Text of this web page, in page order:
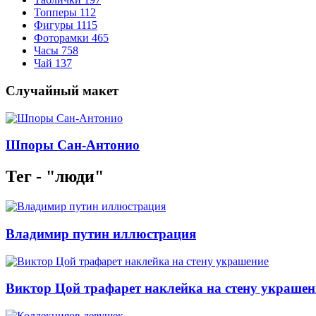
Топперы 112
Фигуры 1115
Фоторамки 465
Часы 758
Чай 137
Случайный макет
Шпоры Сан-Антонио
Тег - "люди"
Владимир путин иллюстрация
Виктор Цой трафарет наклейка на стену